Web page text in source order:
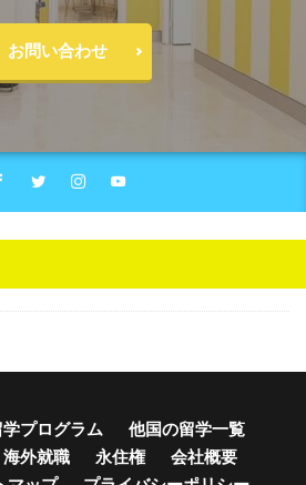
お問い合わせ
プログラム
他国の留学一覧
海外就職 永住権
会社概要